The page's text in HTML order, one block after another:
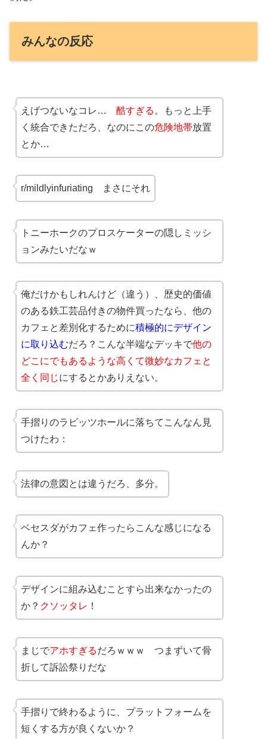
みんなの反応
えげつないなコレ… 酷すぎる 。もっと上手
く統合できただろ、なのにこの危険地帯放置
とか…
r/mildlyinfuriating まさにそれ
トニーホークのプロスケーターの隠しミッシ
ョンみたいだなｗ
俺だけかもしれんけど（違う）、歴史的価値
のある鉄工芸品付きの物件買ったなら、他の
カフェと差別化するために積極的にデザイン
に取り込むだろ？こんな半端なデッキで他の
どこにでもあるような高くて微妙なカフェと
全く同じにするとかありえない。
手摺りのラビッツホールに落ちてこんなん見
つけたわ：
法律の意図とは違うだろ、多分。
ベセスダがカフェ作ったらこんな感じになる
んか？
デザインに組み込むことすら出来なかったの
か？ クソッタレ ！
まじでアホすぎるだろｗｗｗ つまずいて骨
折して訴訟祭りだな
手摺りで終わるように、プラットフォームを
短くする方が良くないか？